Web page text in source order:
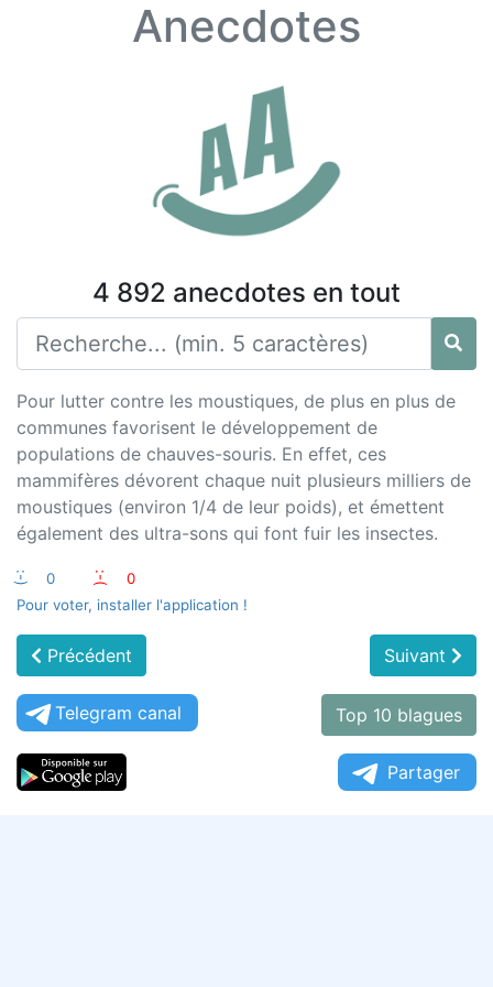
Anecdotes
4 892 anecdotes en tout
Pour lutter contre les moustiques, de plus en plus de
communes favorisent le développement de
populations de chauves-souris. En effet, ces
mammifères dévorent chaque nuit plusieurs milliers de
moustiques (environ 1/4 de leur poids), et émettent
également des ultra-sons qui font fuir les insectes.
:-) 0 :-(
0
Pour voter, installer l'application !
Précédent Suivant
Telegram canal Top 10 blagues
Partager